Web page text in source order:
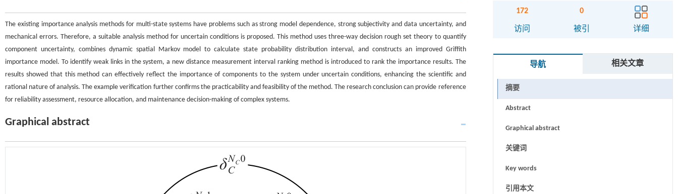
The existing importance analysis methods for multi-state systems have problems such as strong model dependence, strong subjectivity and data uncertainty, and
mechanical errors. Therefore, a suitable analysis method for uncertain conditions is proposed. This method uses three-way decision rough set theory to quantify
component uncertainty, combines dynamic spatial Markov model to calculate state probability distribution interval, and constructs an improved Griffith
importance model. To identify weak links in the system, a new distance measurement interval ranking method is introduced to rank the importance results. The
results showed that this method can effectively reflect the importance of components to the system under uncertain conditions, enhancing the scientific and
rational nature of analysis. The example verification further confirms the practicability and feasibility of the method. The research conclusion can provide reference
for reliability assessment, resource allocation, and maintenance decision-making of complex systems.
Graphical abstract
172
访问
0
被引 详细
导航 相关文章
摘要
Abstract
Graphical abstract
关键词
Key words
引用本文